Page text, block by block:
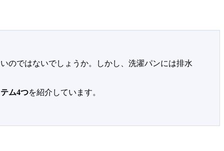
のではないでしょうか。しかし、洗濯パンには排水
ム4つを紹介しています。